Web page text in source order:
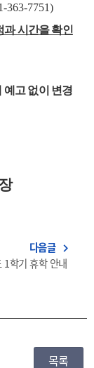
363-7751)
과 시간을 확인
예고 없이 변경
다음글 navigate_next
학기 휴학 안내
목록